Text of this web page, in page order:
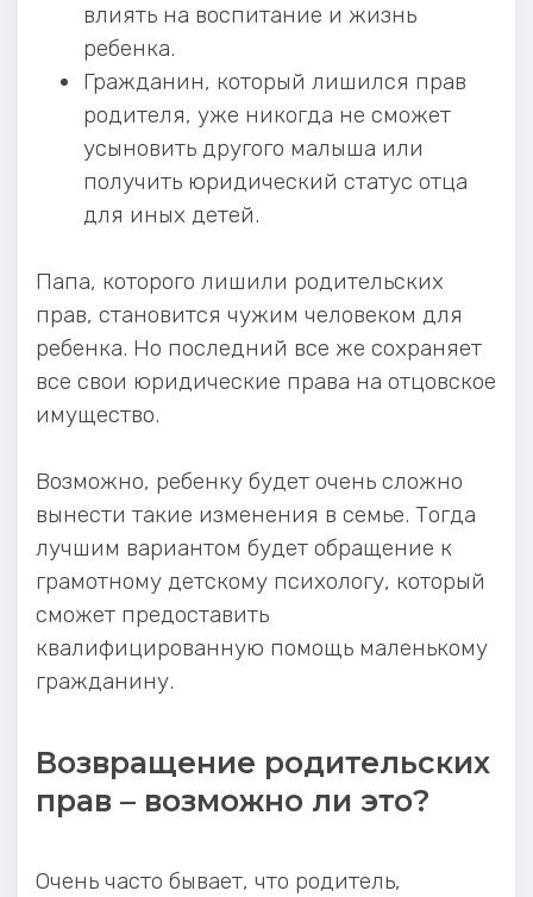
влиять на воспитание и жизнь
ребенка.
Гражданин, который лишился прав
родителя, уже никогда не сможет
усыновить другого малыша или
получить юридический статус отца
для иных детей.
Папа, которого лишили родительских
прав, становится чужим человеком для
ребенка. Но последний все же сохраняет
все свои юридические права на отцовское
имущество.
Возможно, ребенку будет очень сложно
вынести такие изменения в семье. Тогда
лучшим вариантом будет обращение к
грамотному детскому психологу, который
сможет предоставить
квалифицированную помощь маленькому
гражданину.
Возвращение родительских
прав – возможно ли это?
Очень часто бывает, что родитель,